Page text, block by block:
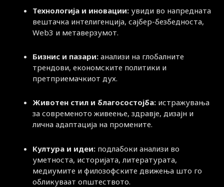
Технологија и иновации: увиди во напредната
вештачка интелигенција, сајбер-безбедноста,
Web3 и метаверзумот.
Бизнис и пазари: анализи на глобалните
трендови, економските политики и
претприемачкиот дух.
Животен стил и благосостојба: истражувања
за современото живеење, здравје, дизајн и
лична адаптација на промените.
Култура и идеи: подлабоки анализи во
уметноста, историјата, литературата,
медиумите и филозофските движења што го
обликуваат општеството.